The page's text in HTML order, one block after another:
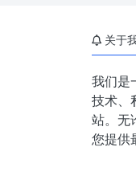
关于
我们是
技术、
站。无
您提供